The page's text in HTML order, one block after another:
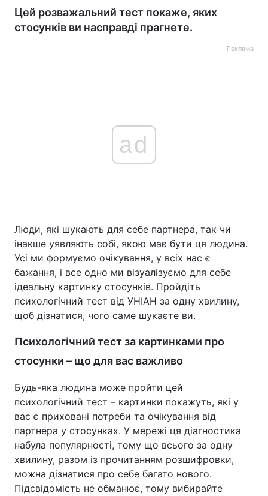
Цей розважальний тест покаже, яких
стосунків ви насправді прагнете.
Реклама
ad
Люди, які шукають для себе партнера, так чи
інакше уявляють собі, якою має бути ця людина.
Усі ми формуємо очікування, у всіх нас є
бажання, і все одно ми візуалізуємо для себе
ідеальну картинку стосунків. Пройдіть
психологічний тест від УНІАН за одну хвилину,
щоб дізнатися, чого саме шукаєте ви.
Психологічний тест за картинками про
стосунки – що для вас важливо
Будь-яка людина може пройти цей
психологічний тест – картинки покажуть, які у
вас є приховані потреби та очікування від
партнера у стосунках. У мережі ця діагностика
набула популярності, тому що всього за одну
хвилину, разом із прочитанням розшифровки,
можна дізнатися про себе багато нового.
Підсвідомість не обманює, тому вибирайте